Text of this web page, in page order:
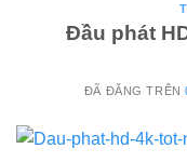
Đầu phát
ĐÃ ĐĂNG TRÊN